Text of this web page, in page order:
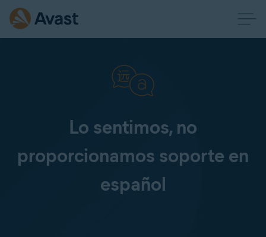
Lo sentimos, no
proporcionamos soporte en
español